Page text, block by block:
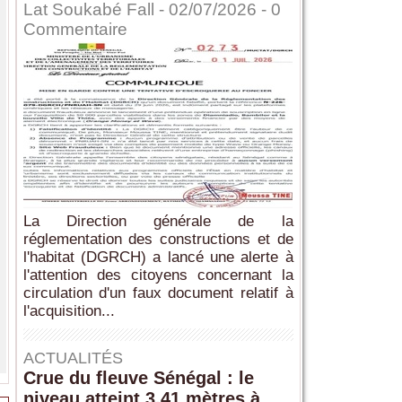
Lat Soukabé Fall - 02/07/2026 - 0
Commentaire
La Direction générale de la
réglementation des constructions et de
l'habitat (DGRCH) a lancé une alerte à
l'attention des citoyens concernant la
circulation d'un faux document relatif à
l'acquisition...
ACTUALITÉS
Crue du fleuve Sénégal : le